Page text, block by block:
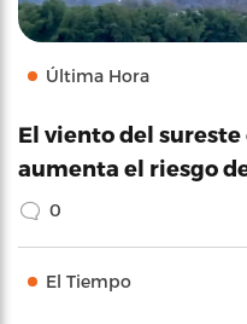
Última Hora
El viento del
aumenta el riesgo
0
El Tiempo